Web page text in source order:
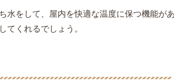
水をして、屋内を快適な温度に保つ機能が
てくれるでしょう。